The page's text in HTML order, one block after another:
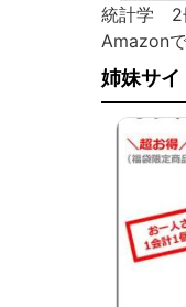
統計学 2
Amazon
姉妹サイ